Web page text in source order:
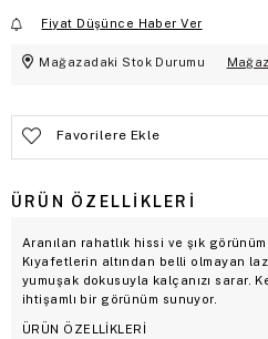
Fiyat Düşünce Haber Ver
Mağazadaki Stok Durumu
Favorilere Ekle
ÜRÜN ÖZELLIKLERI
Aranılan rahatlık hissi ve şık
Kıyafetlerin altından belli olmayan
yumuşak dokusuyla kalçanızı sarar.
ihtişamlı bir görünüm sunuyor.
ÜRÜN ÖZELLİKLERİ